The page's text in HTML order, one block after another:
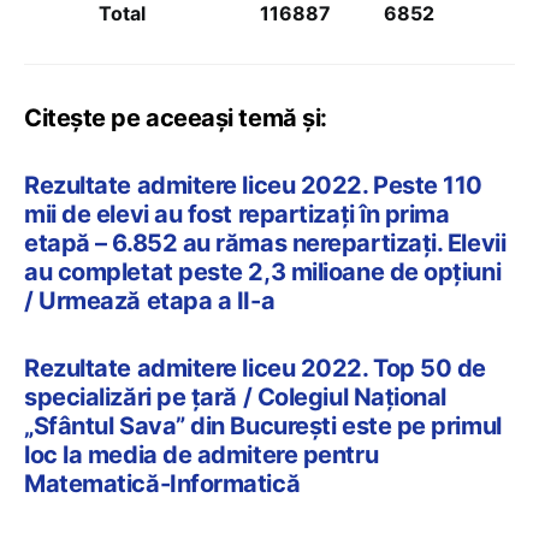
Total 116887 6852
Citește pe aceeași temă și:
Rezultate admitere liceu 2022. Peste 110
mii de elevi au fost repartizați în prima
etapă – 6.852 au rămas nerepartizați. Elevii
au completat peste 2,3 milioane de opțiuni
/ Urmează etapa a II-a
Rezultate admitere liceu 2022. Top 50 de
specializări pe țară / Colegiul Național
„Sfântul Sava” din București este pe primul
loc la media de admitere pentru
Matematică-Informatică